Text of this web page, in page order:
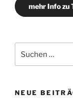
mehr Info zu
nach:
NEUE